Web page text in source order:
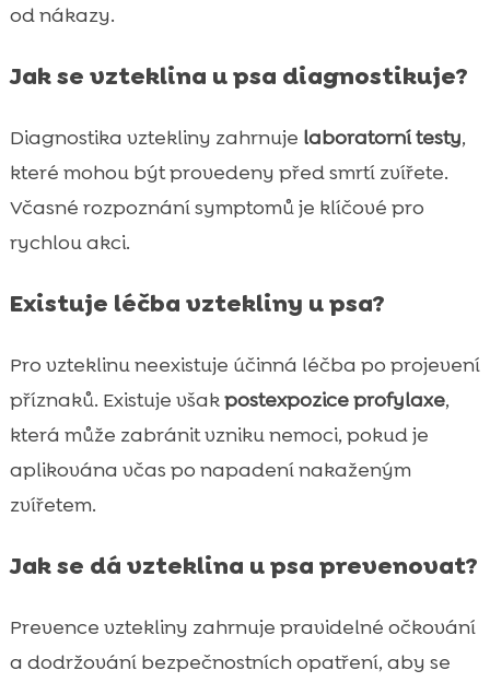
od nákazy.
Jak se vzteklina u psa diagnostikuje?
Diagnostika vztekliny zahrnuje laboratorní testy,
které mohou být provedeny před smrtí zvířete.
Včasné rozpoznání symptomů je klíčové pro
rychlou akci.
Existuje léčba vztekliny u psa?
Pro vzteklinu neexistuje účinná léčba po projevení
příznaků. Existuje všakpostexpozice profylaxe,
která může zabránit vzniku nemoci, pokud je
aplikována včas po napadení nakaženým
zvířetem.
Jak se dá vzteklina u psa prevenovat?
Prevence vztekliny zahrnuje pravidelné očkování
a dodržování bezpečnostních opatření, aby se